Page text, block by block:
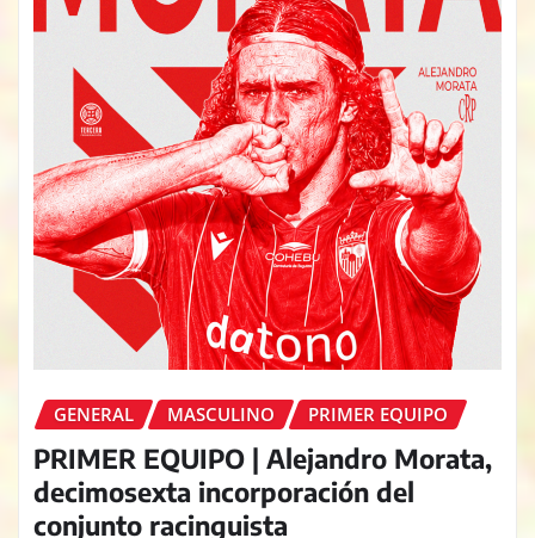
GENERAL MASCULINO PRIMER EQUIPO
PRIMER EQUIPO | Alejandro Morata,
decimosexta incorporación del
conjunto racinguista